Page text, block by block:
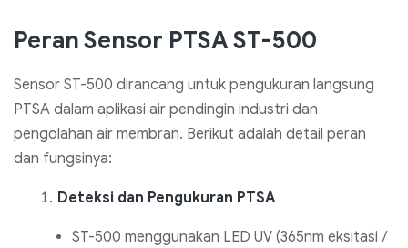
Peran Sensor PTSA ST-500
Sensor ST-500 dirancang untuk pengukuran langsung
PTSA dalam aplikasi air pendingin industri dan
pengolahan air membran. Berikut adalah detail peran
dan fungsinya:
Deteksi dan Pengukuran PTSA
ST-500 menggunakan LED UV (365nm eksitasi /